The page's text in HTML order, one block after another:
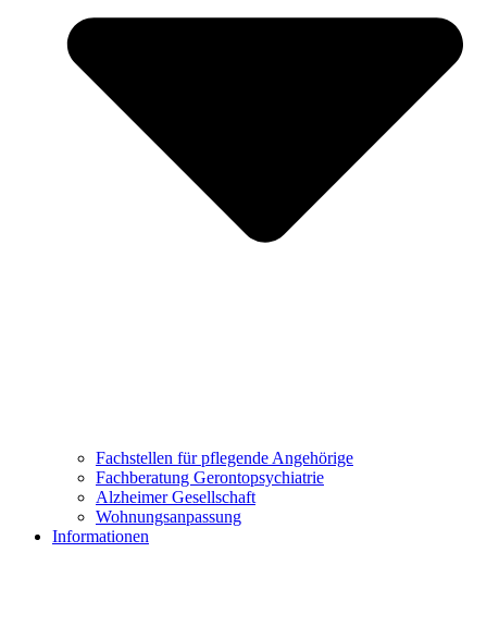
Fachstellen für pflegende Angehörige
Fachberatung Gerontopsychiatrie
Alzheimer Gesellschaft
Wohnungsanpassung
Informationen